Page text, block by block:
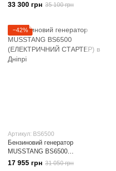
33 300 грн 35 100 грн
−42%
Артикул: BS6500
Бензиновий генератор
MUSSTANG BS6500
(ЕЛЕКТРИЧНИЙ СТАРТЕР)
17 955 грн 31 050 грн